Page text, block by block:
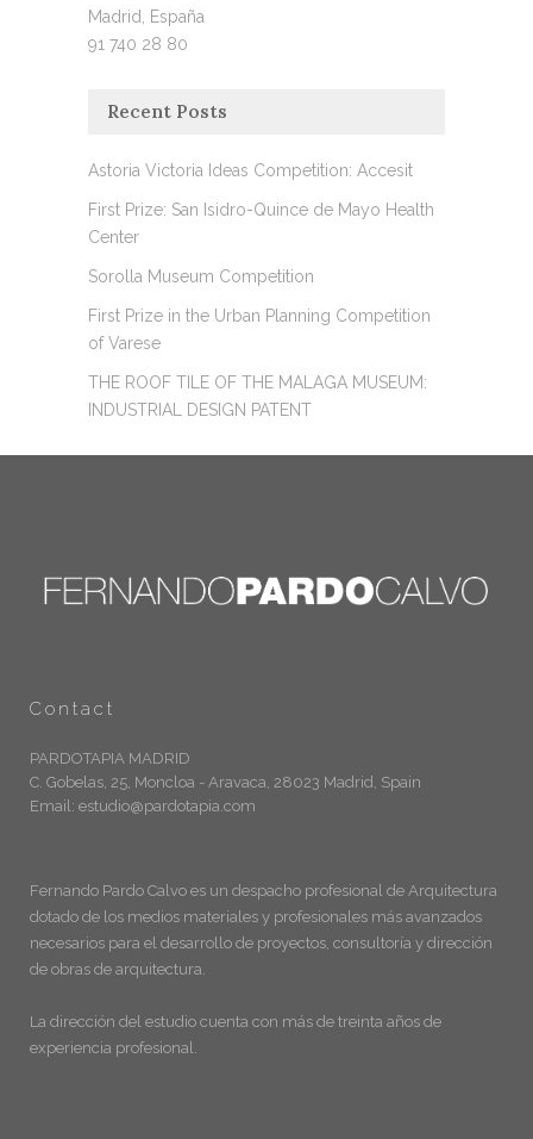
Madrid, España
91 740 28 80
Recent Posts
Astoria Victoria Ideas Competition: Accesit
First Prize: San Isidro-Quince de Mayo Health
Center
Sorolla Museum Competition
First Prize in the Urban Planning Competition
of Varese
THE ROOF TILE OF THE MALAGA MUSEUM:
INDUSTRIAL DESIGN PATENT
Contact
PARDOTAPIA MADRID
C. Gobelas, 25, Moncloa - Aravaca, 28023 Madrid, Spain
Email: estudio@pardotapia.com
Fernando Pardo Calvo es un despacho profesional de Arquitectura
dotado de los medios materiales y profesionales más avanzados
necesarios para el desarrollo de proyectos, consultoría y dirección
de obras de arquitectura.
La dirección del estudio cuenta con más de treinta años de
experiencia profesional.